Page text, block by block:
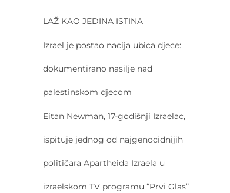
LAŽ KAO JEDINA ISTINA
Izrael je postao nacija ubica djece:
dokumentirano nasilje nad
palestinskom djecom
Eitan Newman, 17-godišnji Izraelac,
ispituje jednog od najgenocidnijih
političara Apartheida Izraela u
izraelskom TV programu “Prvi Glas”